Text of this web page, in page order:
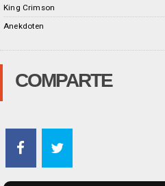
King Crimson
Anekdoten
COMPARTE